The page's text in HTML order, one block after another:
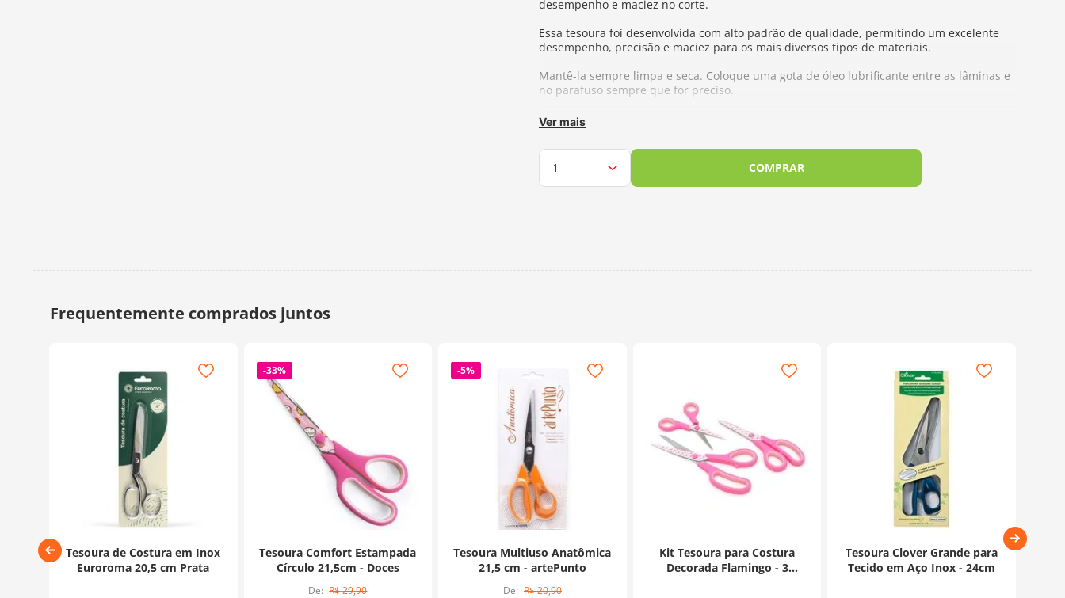
desempenho e maciez no corte.
Essa tesoura foi desenvolvida com alto padrão de qualidade, permitindo um excelente
desempenho, precisão e maciez para os mais diversos tipos de materiais.
Mantê-la sempre limpa e seca. Coloque uma gota de óleo lubrificante entre as lâminas e
no parafuso sempre que for preciso.
Tamanho:
Fabricante:Lanmax
Ver mais
COMPRAR
Tesoura de Costura em Inox
Euroroma 20,5 cm Prata
-33%
Tesoura Comfort Estampada
Círculo 21,5cm - Doces
R$29,90
-5%
Tesoura Multiuso Anatômica
21,5 cm - artePunto
R$20,90
Kit Tesoura para Costura
Decorada Flamingo - 3
Tesoura Clover Grande para
Tecido em Aço Inox - 24cm